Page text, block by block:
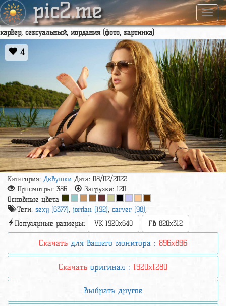
pic2.me
карвер, сексуальный, иордания (фото, картинка)
4
Категория: Девушки Дата: 08/02/2022
Просмотры: 386 Загрузки: 120
Основные цвета
Теги: sexy (6377), jordan (192), carver (98),
Популярные размеры:
VK 1920x640 FB 820x312
Скачать для вашего монитора : 896x896
Скачать оригинал : 1920x1280
Выбрать другое